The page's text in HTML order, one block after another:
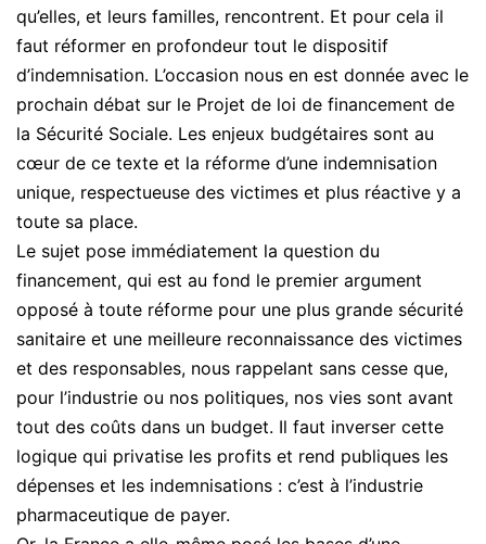
qu’elles, et leurs familles, rencontrent. Et pour cela il
faut réformer en profondeur tout le dispositif
d’indemnisation. L’occasion nous en est donnée avec le
prochain débat sur le Projet de loi de financement de
la Sécurité Sociale. Les enjeux budgétaires sont au
cœur de ce texte et la réforme d’une indemnisation
unique, respectueuse des victimes et plus réactive y a
toute sa place.
Le sujet pose immédiatement la question du
financement, qui est au fond le premier argument
opposé à toute réforme pour une plus grande sécurité
sanitaire et une meilleure reconnaissance des victimes
et des responsables, nous rappelant sans cesse que,
pour l’industrie ou nos politiques, nos vies sont avant
tout des coûts dans un budget. Il faut inverser cette
logique qui privatise les profits et rend publiques les
dépenses et les indemnisations : c’est à l’industrie
pharmaceutique de payer.